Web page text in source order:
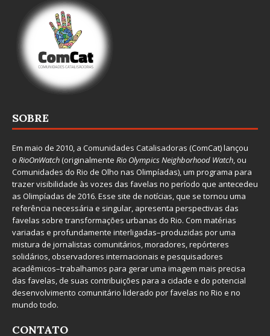
SOBRE
Em maio de 2010, a Comunidades Catalisadoras (ComCat) lançou
o RioOnWatch(originalmente Rio Olympics Neighborhood Watch, ou
Comunidades do Rio de Olho nas Olimpíadas), um programa para
trazer visibilidade às vozes das favelas no período que antecedeu
as Olimpíadas de 2016. Esse site de notícias, que se tornou uma
referência necessária e singular, apresenta perspectivas das
favelas sobre transformações urbanas do Rio. Com matérias
variadas e profundamente interligadas–produzidas por uma
mistura de jornalistas comunitários, moradores, repórteres
solidários, observadores internacionais e pesquisadores
acadêmicos–trabalhamos para gerar uma imagem mais precisa
das favelas, de suas contribuições para a cidade e do potencial
desenvolvimento comunitário liderado por favelas no Rio e no
mundo todo.
CONTATO